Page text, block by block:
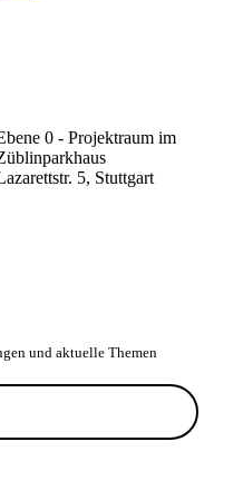
0 - Projektraum im
5, Stuttgart
und aktuelle Themen